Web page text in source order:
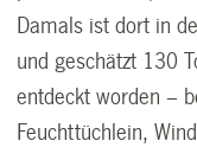
Damals ist dort in
und geschätzt 130
entdeckt worden –
Feuchttüchlein,